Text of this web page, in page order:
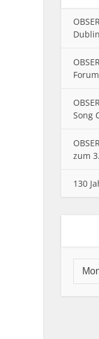
Dublin
Forum
Song
zum
130